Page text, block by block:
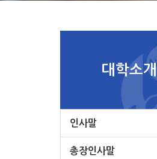
대학소개
인사말
총장인사말